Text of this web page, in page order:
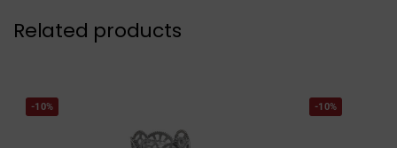
Related products
-10% -10%